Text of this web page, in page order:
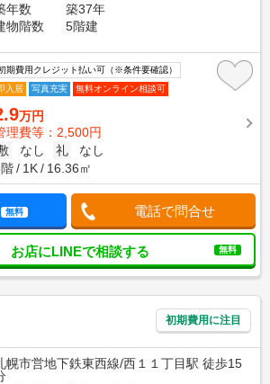
年数
築37年
物階数
5階建
期費用クレジット払い可（※条件要確認）
入居
写真充実 無料オンライン相談可
万円
理費等：2,500円
なし 礼
なし
1K 16.36㎡
無料 電話で問合せ
お店にLINEで相談する 無料
初期費用に注目
幌市営地下鉄東西線/西１１丁目駅 徒歩15